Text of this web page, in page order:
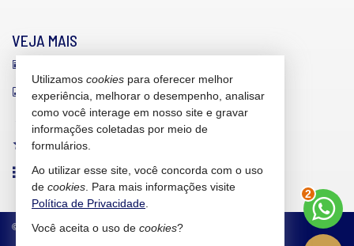
VEJA MAIS
indicadores financeiros
cadastre seu imóvel
imóveis favoritos
mapa de imóveis
© 2026 CRECI/SC 6.607-J Política de Privacidade
Utilizamos cookies para oferecer melhor
experiência, melhorar o desempenho, analisar
como você interage em nosso site e gravar
informações coletadas por meio de
formulários.
Ao utilizar esse site, você concorda com o uso
de cookies . Para mais informações visite
Política de Privacidade
Você aceita o uso de cookies?